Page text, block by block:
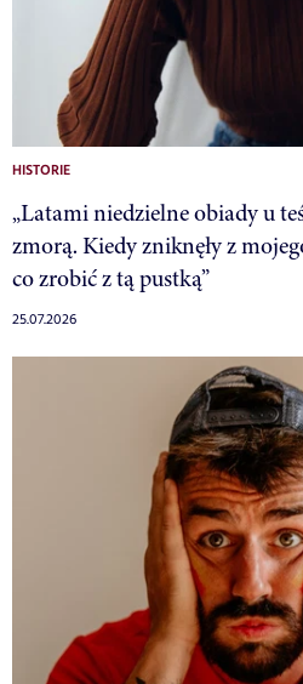
HISTORIE
„Latami niedzielne obiady u
zmorą. Kiedy zniknęły z
co zrobić z tą pustką”
25.07.2026